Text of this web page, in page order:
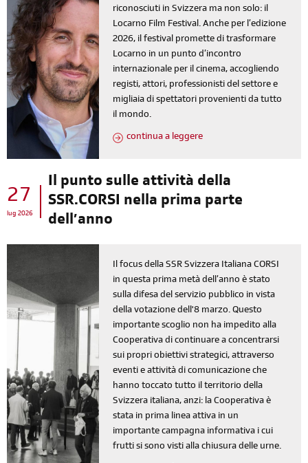
riconosciuti in Svizzera ma non solo: il
Locarno Film Festival. Anche per l’edizione
2026, il festival promette di trasformare
Locarno in un punto d’incontro
internazionale per il cinema, accogliendo
registi, attori, professionisti del settore e
migliaia di spettatori provenienti da tutto
il mondo.
continua a leggere
27
lug 2026
Il punto sulle attività della
SSR.CORSI nella prima parte
dell’anno
Il focus della SSR Svizzera Italiana CORSI
in questa prima metà dell’anno è stato
sulla difesa del servizio pubblico in vista
della votazione dell'8 marzo. Questo
importante scoglio non ha impedito alla
Cooperativa di continuare a concentrarsi
sui propri obiettivi strategici, attraverso
eventi e attività di comunicazione che
hanno toccato tutto il territorio della
Svizzera italiana, anzi: la Cooperativa è
stata in prima linea attiva in un
importante campagna informativa i cui
frutti si sono visti alla chiusura delle urne.